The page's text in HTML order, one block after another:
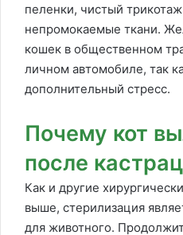
пеленки, чистый
непромокаемые ткани.
кошек в общественном
личном автомобиле, так
дополнительный стресс.
Почему кот
после
Как и другие
выше, стерилизация
для животного.